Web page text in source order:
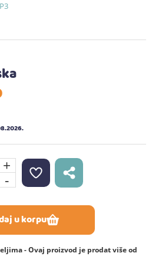
+
-
u korpu
- Ovaj proizvod je prodat više od